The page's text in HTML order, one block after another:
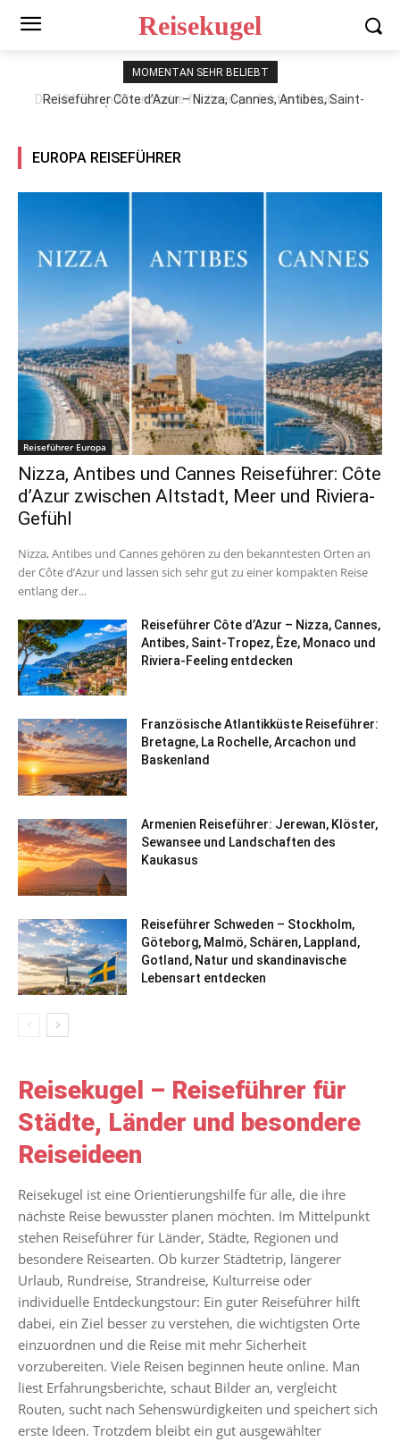
Reisekugel
MOMENTAN SEHR BELIEBT
Reiseführer Côte d’Azur – Nizza, Cannes, Antibes, Saint-
EUROPA REISEFÜHRER
Reiseführer Europa
Nizza, Antibes und Cannes Reiseführer: Côte
d’Azur zwischen Altstadt, Meer und Riviera-
Gefühl
Nizza, Antibes und Cannes gehören zu den bekanntesten Orten an
der Côte d’Azur und lassen sich sehr gut zu einer kompakten Reise
entlang der...
Reiseführer Côte d’Azur – Nizza, Cannes,
Antibes, Saint-Tropez, Èze, Monaco und
Riviera-Feeling entdecken
Französische Atlantikküste Reiseführer:
Bretagne, La Rochelle, Arcachon und
Baskenland
Armenien Reiseführer: Jerewan, Klöster,
Sewansee und Landschaften des
Kaukasus
Reiseführer Schweden – Stockholm,
Göteborg, Malmö, Schären, Lappland,
Gotland, Natur und skandinavische
Lebensart entdecken
Reisekugel – Reiseführer für
Städte, Länder und besondere
Reiseideen
Reisekugel ist eine Orientierungshilfe für alle, die ihre
nächste Reise bewusster planen möchten. Im Mittelpunkt
stehen Reiseführer für Länder, Städte, Regionen und
besondere Reisearten. Ob kurzer Städtetrip, längerer
Urlaub, Rundreise, Strandreise, Kulturreise oder
individuelle Entdeckungstour: Ein guter Reiseführer hilft
dabei, ein Ziel besser zu verstehen, die wichtigsten Orte
einzuordnen und die Reise mit mehr Sicherheit
vorzubereiten. Viele Reisen beginnen heute online. Man
liest Erfahrungsberichte, schaut Bilder an, vergleicht
Routen, sucht nach Sehenswürdigkeiten und speichert sich
erste Ideen. Trotzdem bleibt ein gut ausgewählter